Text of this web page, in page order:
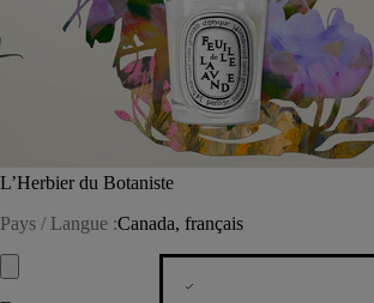
L’Herbier du Botaniste
Pays / Langue :Canada, français